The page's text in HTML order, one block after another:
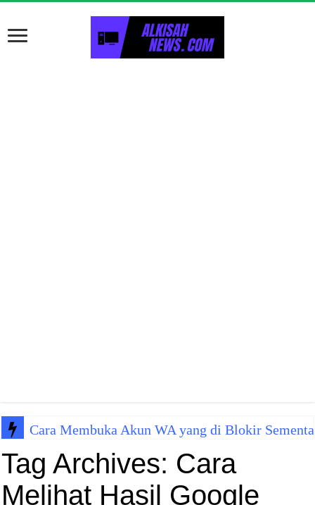
Cara Membuka Akun WA yang di Blokir
Tag Archives: Cara
Melihat Hasil Google